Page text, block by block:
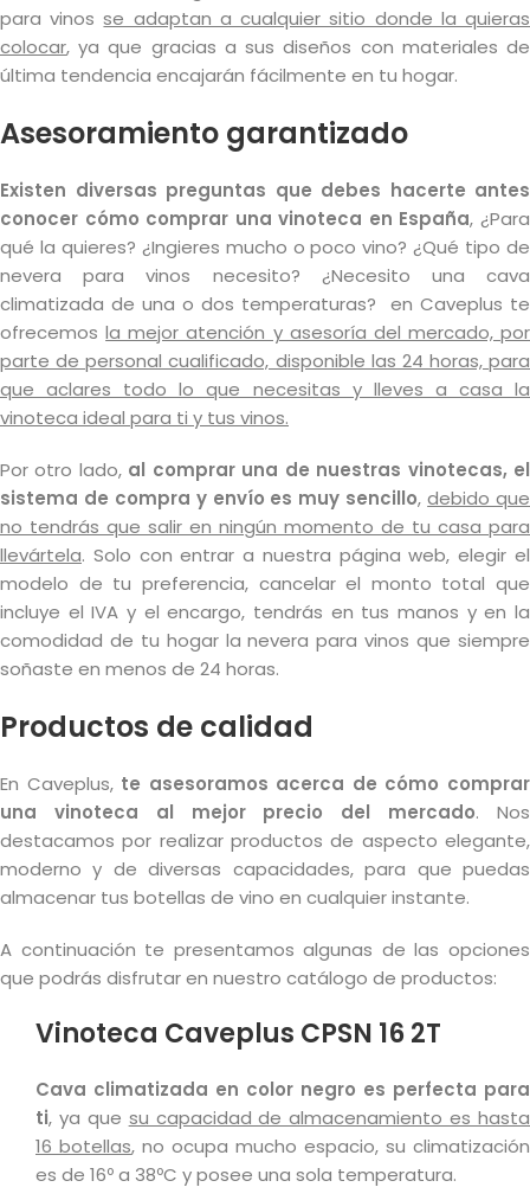
para vinosse adaptan a cualquier sitio donde la quieras
colocar, ya que gracias a sus diseños con materiales de
última tendencia encajarán fácilmente en tu hogar.
Asesoramiento garantizado
Existen diversas preguntas que debes hacerte antes
conocer cómo comprar una vinoteca en España, ¿Para
qué la quieres? ¿Ingieres mucho o poco vino? ¿Qué tipo de
nevera para vinos necesito? ¿Necesito una cava
climatizada de una o dos temperaturas? en Caveplus te
ofrecemosla mejor atención y asesoría del mercado, por
parte de personal cualificado, disponible las 24 horas, para
que aclares todo lo que necesitas y lleves a casa la
vinoteca ideal para ti y tus vinos.
Por otro lado, al comprar una de nuestras vinotecas, el
sistema de compra y envío es muy sencillo,debido que
no tendrás que salir en ningún momento de tu casa para
llevártela. Solo con entrar a nuestra página web, elegir el
modelo de tu preferencia, cancelar el monto total que
incluye el IVA y el encargo, tendrás en tus manos y en la
comodidad de tu hogar la nevera para vinos que siempre
soñaste en menos de 24 horas.
Productos de calidad
En Caveplus, te asesoramos acerca de cómo comprar
una vinoteca al mejor precio del mercado. Nos
destacamos por realizar productos de aspecto elegante,
moderno y de diversas capacidades, para que puedas
almacenar tus botellas de vino en cualquier instante.
A continuación te presentamos algunas de las opciones
que podrás disfrutar en nuestro catálogo de productos:
Vinoteca Caveplus CPSN 16 2T
Cava climatizada en color negro es perfecta para
ti, ya que su capacidad de almacenamiento es hasta
16 botellas, no ocupa mucho espacio, su climatización
es de 16º a 38ºC y posee una sola temperatura.